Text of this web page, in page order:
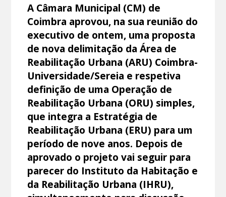
A Câmara Municipal (CM) de
Coimbra aprovou, na sua reunião do
executivo de ontem, uma proposta
de nova delimitação da Área de
Reabilitação Urbana (ARU) Coimbra-
Universidade/Sereia e respetiva
definição de uma Operação de
Reabilitação Urbana (ORU) simples,
que integra a Estratégia de
Reabilitação Urbana (ERU) para um
período de nove anos. Depois de
aprovado o projeto vai seguir para
parecer do Instituto da Habitação e
da Reabilitação Urbana (IHRU),